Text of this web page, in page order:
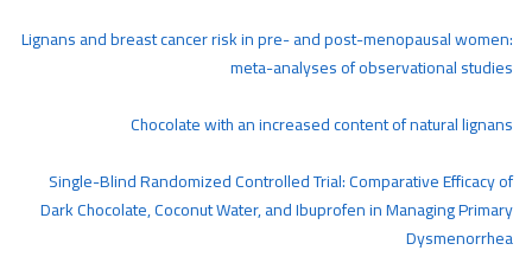
Lignans and breast cancer risk in pre- and post-menopausal women:
meta-analyses of observational studies
Chocolate with an increased content of natural lignans
Single-Blind Randomized Controlled Trial: Comparative Efficacy of
Dark Chocolate, Coconut Water, and Ibuprofen in Managing Primary
Dysmenorrhea